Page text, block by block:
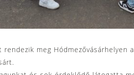
meg Hódmezővásárhelyen